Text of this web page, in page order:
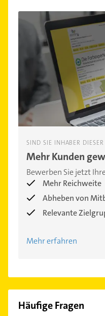
SIND SIE INHABER
Mehr Kunden
Bewerben Sie jetzt
Mehr Reichweite
Abheben von
Relevante
Mehr erfahren
Häufige Fragen